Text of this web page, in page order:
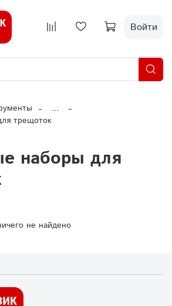
Войти
...
трещоток
наборы для
не найдено